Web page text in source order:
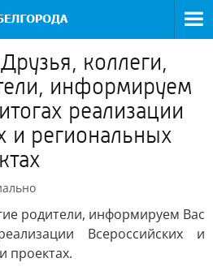
коллеги,
информируем
реализации
и региональных
родители, информируем Вас
Всероссийских и
проектах.